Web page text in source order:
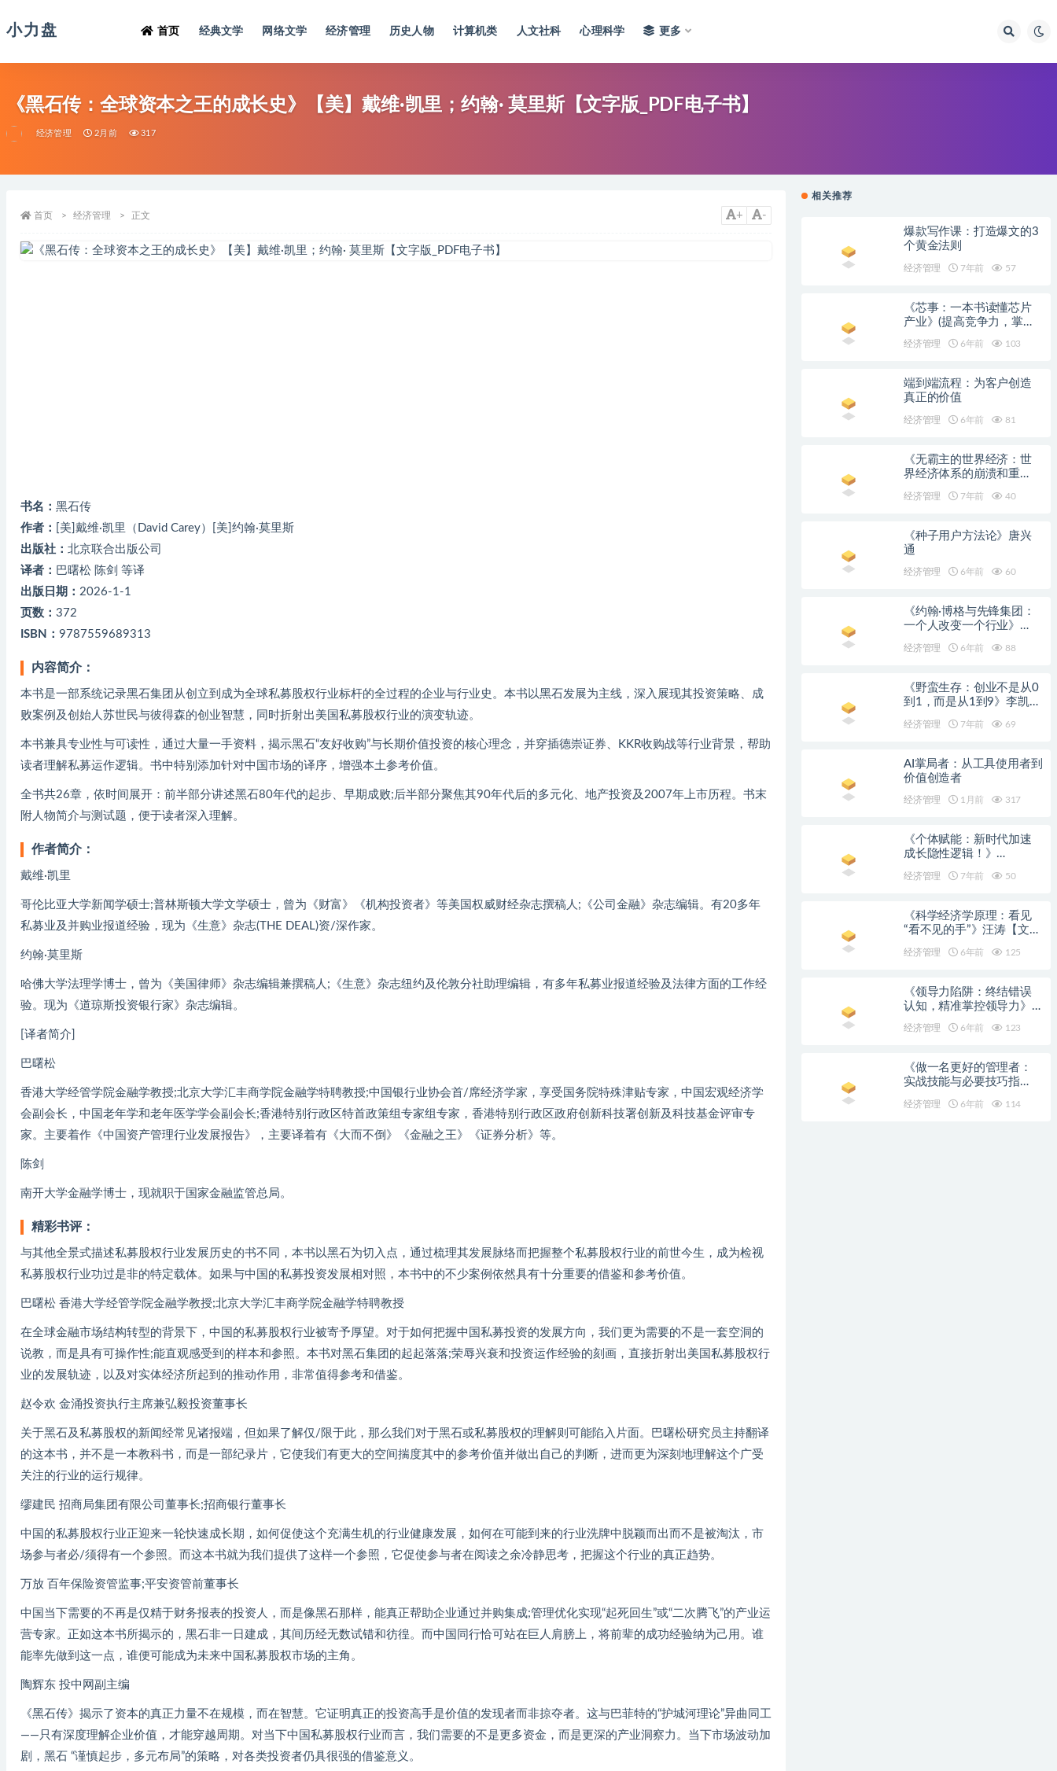
小力盘 首页 经典文学 网络文学 经济管理 历史人物 计算机类 人文社科 心理科学 更多
《黑石传：全球资本之王的成长史》【美】戴维·凯里；约翰· 莫里斯【文字版_PDF电子书】
经济管理 2月前 317
+ -
首页 经济管理 正文
书名： 黑石传
作者：
[美]戴维·凯里（David Carey）[美]约翰·莫里斯
出版社： 北京联合出版公司
译者： 巴曙松 陈剑 等译
出版日期： 2026-1-1
页数： 372
ISBN： 9787559689313
内容简介：
本书是一部系统记录黑石集团从创立到成为全球私募股权行业标杆的全过程的企业与行业史。本书以黑石发展为主线，深入展现其投资策略、成
败案例及创始人苏世民与彼得森的创业智慧，同时折射出美国私募股权行业的演变轨迹。
本书兼具专业性与可读性，通过大量一手资料，揭示黑石“友好收购”与长期价值投资的核心理念，并穿插德崇证券、KKR收购战等行业背景，帮助
读者理解私募运作逻辑。书中特别添加针对中国市场的译序，增强本土参考价值。
全书共26章，依时间展开：前半部分讲述黑石80年代的起步、早期成败;后半部分聚焦其90年代后的多元化、地产投资及2007年上市历程。书末
附人物简介与测试题，便于读者深入理解。
作者简介：
戴维·凯里
哥伦比亚大学新闻学硕士;普林斯顿大学文学硕士，曾为《财富》《机构投资者》等美国权威财经杂志撰稿人;《公司金融》杂志编辑。有20多年
私募业及并购业报道经验，现为《生意》杂志(THE DEAL)资/深作家。
约翰·莫里斯
哈佛大学法理学博士，曾为《美国律师》杂志编辑兼撰稿人;《生意》杂志纽约及伦敦分社助理编辑，有多年私募业报道经验及法律方面的工作经
验。现为《道琼斯投资银行家》杂志编辑。
[译者简介]
巴曙松
香港大学经管学院金融学教授;北京大学汇丰商学院金融学特聘教授;中国银行业协会首/席经济学家，享受国务院特殊津贴专家，中国宏观经济学
会副会长，中国老年学和老年医学学会副会长;香港特别行政区特首政策组专家组专家，香港特别行政区政府创新科技署创新及科技基金评审专
家。主要着作《中国资产管理行业发展报告》，主要译着有《大而不倒》《金融之王》《证券分析》等。
陈剑
南开大学金融学博士，现就职于国家金融监管总局。
精彩书评：
与其他全景式描述私募股权行业发展历史的书不同，本书以黑石为切入点，通过梳理其发展脉络而把握整个私募股权行业的前世今生，成为检视
私募股权行业功过是非的特定载体。如果与中国的私募投资发展相对照，本书中的不少案例依然具有十分重要的借鉴和参考价值。
巴曙松 香港大学经管学院金融学教授;北京大学汇丰商学院金融学特聘教授
在全球金融市场结构转型的背景下，中国的私募股权行业被寄予厚望。对于如何把握中国私募投资的发展方向，我们更为需要的不是一套空洞的
说教，而是具有可操作性;能直观感受到的样本和参照。本书对黑石集团的起起落落;荣辱兴衰和投资运作经验的刻画，直接折射出美国私募股权行
业的发展轨迹，以及对实体经济所起到的推动作用，非常值得参考和借鉴。
赵令欢 金涌投资执行主席兼弘毅投资董事长
关于黑石及私募股权的新闻经常见诸报端，但如果了解仅/限于此，那么我们对于黑石或私募股权的理解则可能陷入片面。巴曙松研究员主持翻译
的这本书，并不是一本教科书，而是一部纪录片，它使我们有更大的空间揣度其中的参考价值并做出自己的判断，进而更为深刻地理解这个广受
关注的行业的运行规律。
缪建民 招商局集团有限公司董事长;招商银行董事长
中国的私募股权行业正迎来一轮快速成长期，如何促使这个充满生机的行业健康发展，如何在可能到来的行业洗牌中脱颖而出而不是被淘汰，市
场参与者必/须得有一个参照。而这本书就为我们提供了这样一个参照，它促使参与者在阅读之余冷静思考，把握这个行业的真正趋势。
万放 百年保险资管监事;平安资管前董事长
中国当下需要的不再是仅精于财务报表的投资人，而是像黑石那样，能真正帮助企业通过并购集成;管理优化实现“起死回生”或“二次腾飞”的产业运
营专家。正如这本书所揭示的，黑石非一日建成，其间历经无数试错和彷徨。而中国同行恰可站在巨人肩膀上，将前辈的成功经验纳为己用。谁
能率先做到这一点，谁便可能成为未来中国私募股权市场的主角。
陶辉东 投中网副主编
《黑石传》揭示了资本的真正力量不在规模，而在智慧。它证明真正的投资高手是价值的发现者而非掠夺者。这与巴菲特的“护城河理论”异曲同工
——只有深度理解企业价值，才能穿越周期。对当下中国私募股权行业而言，我们需要的不是更多资金，而是更深的产业洞察力。当下市场波动加
剧，黑石 “谨慎起步，多元布局”的策略，对各类投资者仍具很强的借鉴意义。
相关推荐
爆款写作课：打造爆文的3
个黄金法则
经济管理 7年前 57
《芯事：一本书读懂芯片
产业》(提高竞争力，掌握
大明【文字版_PDF电子书_
经济管理 6年前 103
端到端流程：为客户创造
真正的价值
经济管理 6年前 81
《无霸主的世界经济：世
界经济体系的崩溃和重
斯【文字版_PDF电子书_下
经济管理 7年前 40
《种子用户方法论》唐兴
通
经济管理 6年前 60
《约翰·博格与先锋集团：
一个人改变一个行业》
电子书_下载】
经济管理 6年前 88
《野蛮生存：创业不是从0
到1，而是从1到9》李凯旋
载】
经济管理 7年前 69
AI掌局者：从工具使用者到
价值创造者
经济管理 1月前 317
《个体赋能：新时代加速
成长隐性逻辑！》
子书_下载】
经济管理 7年前 50
《科学经济学原理：看见
“看不见的手”》汪涛【文字
经济管理 6年前 125
《领导力陷阱：终结错误
认知，精准掌控领导力》
度图书金奖)乔·欧文【文字
经济管理 6年前 123
《做一名更好的管理者：
实战技能与必要技巧指
经济管理 6年前 114